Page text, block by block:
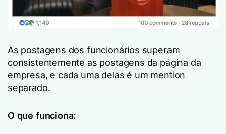
As postagens dos funcionários superam
consistentemente as postagens da página da
empresa, e cada uma delas é um mention
separado.
O que funciona: